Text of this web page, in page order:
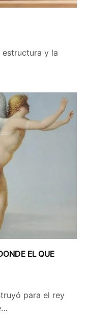
y la
EL QUE
para el rey